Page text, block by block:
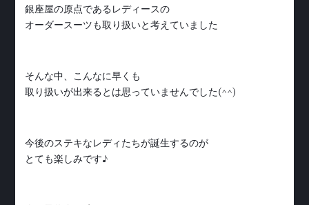
銀座屋の原点であるレディースの
オーダースーツも取り扱いと考えていました
そんな中、こんなに早くも
取り扱いが出来るとは思っていませんでした(^^)
今後のステキなレディたちが誕生するのが
とても楽しみです♪